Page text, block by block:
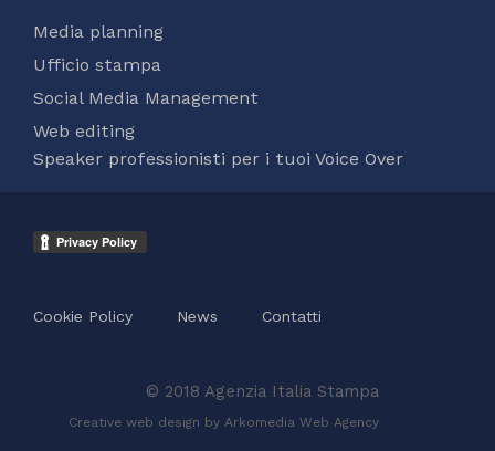
Media planning
Ufficio stampa
Social Media Management
Web editing
Speaker professionisti per i tuoi Voice Over
Cookie Policy News Contatti
© 2018 Agenzia Italia Stampa
Creative web design by Arkomedia Web Agency